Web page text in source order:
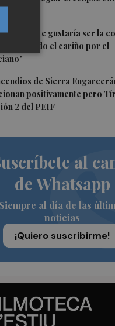
Ortí: "Me gustaría ser la
estimulado el cariño por el
de Sierra
positivamente pero
2 del PEIF
al
de Whatsapp
Siempre al día de las
noticias
¡Quiero suscribirme!